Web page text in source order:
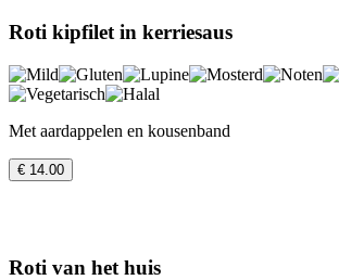
Roti kipfilet in kerriesaus
Met aardappelen en kousenband
€ 14.00
Roti van het huis